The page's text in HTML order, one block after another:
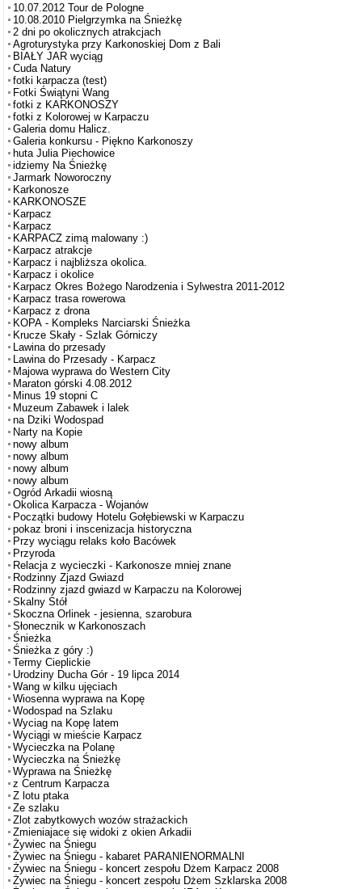
10.07.2012 Tour de Pologne
10.08.2010 Pielgrzymka na Śnieżkę
2 dni po okolicznych atrakcjach
Agroturystyka przy Karkonoskiej Dom z Bali
BIAŁY JAR wyciąg
Cuda Natury
fotki karpacza (test)
Fotki Świątyni Wang
fotki z KARKONOSZY
fotki z Kolorowej w Karpaczu
Galeria domu Halicz.
Galeria konkursu - Piękno Karkonoszy
huta Julia Piechowice
idziemy Na Śnieżkę
Jarmark Noworoczny
Karkonosze
KARKONOSZE
Karpacz
Karpacz
KARPACZ zimą malowany :)
Karpacz atrakcje
Karpacz i najbliższa okolica.
Karpacz i okolice
Karpacz Okres Bożego Narodzenia i Sylwestra 2011-2012
Karpacz trasa rowerowa
Karpacz z drona
KOPA - Kompleks Narciarski Śnieżka
Krucze Skały - Szlak Górniczy
Lawina do przesady
Lawina do Przesady - Karpacz
Majowa wyprawa do Western City
Maraton górski 4.08.2012
Minus 19 stopni C
Muzeum Zabawek i lalek
na Dziki Wodospad
Narty na Kopie
nowy album
nowy album
nowy album
nowy album
Ogród Arkadii wiosną
Okolica Karpacza - Wojanów
Początki budowy Hotelu Gołębiewski w Karpaczu
pokaz broni i inscenizacja historyczna
Przy wyciągu relaks koło Bacówek
Przyroda
Relacja z wycieczki - Karkonosze mniej znane
Rodzinny Zjazd Gwiazd
Rodzinny zjazd gwiazd w Karpaczu na Kolorowej
Skalny Stół
Skoczna Orlinek - jesienna, szarobura
Słonecznik w Karkonoszach
Śnieżka
Śnieżka z góry :)
Termy Cieplickie
Urodziny Ducha Gór - 19 lipca 2014
Wang w kilku ujęciach
Wiosenna wyprawa na Kopę
Wodospad na Szlaku
Wyciag na Kopę latem
Wyciągi w mieście Karpacz
Wycieczka na Polanę
Wycieczka na Śnieżkę
Wyprawa na Śnieżkę
z Centrum Karpacza
Z lotu ptaka
Ze szlaku
Zlot zabytkowych wozów strażackich
Zmieniajace się widoki z okien Arkadii
Żywiec na Śniegu
Żywiec na Śniegu - kabaret PARANIENORMALNI
Żywiec na Śniegu - koncert zespołu Dżem Karpacz 2008
Żywiec na Śniegu - koncert zespołu Dżem Szklarska 2008